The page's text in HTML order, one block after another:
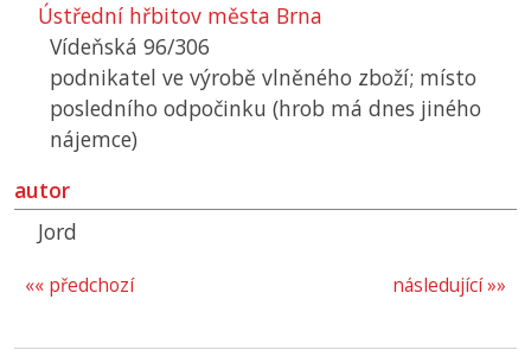
Ústřední hřbitov města Brna
Vídeňská 96/306
podnikatel ve výrobě vlněného zboží; místo
posledního odpočinku (hrob má dnes jiného
nájemce)
autor
Jord
následující »»
«« předchozí